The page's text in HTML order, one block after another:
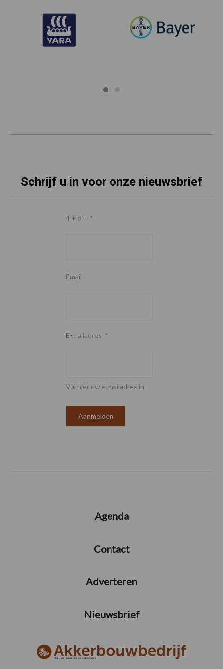
Schrijf u in voor onze nieuwsbrief
4 + 8 = *
Email
E-mailadres *
Vul hier uw e-mailadres in
Agenda
Contact
Adverteren
Nieuwsbrief